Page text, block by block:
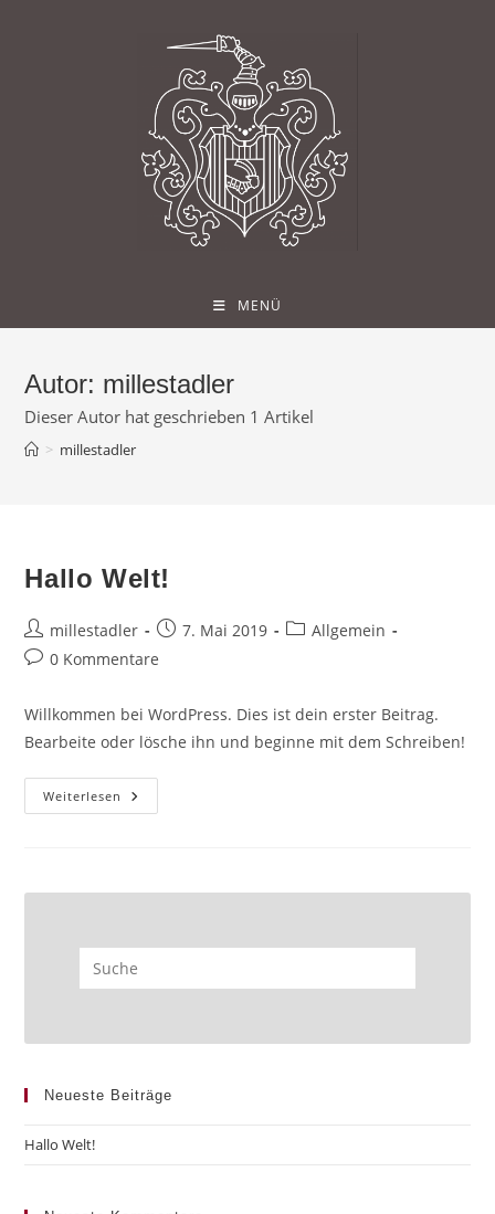
MENÜ
Autor: millestadler
Dieser Autor hat geschrieben 1 Artikel
> millestadler
Hallo Welt!
Beitrags-
Autor:
millestadler
Beitrag
veröffentlicht:
7. Mai 2019
Beitrags-
Allgemein
Beitrags-
0 Kommentare
Willkommen bei WordPress. Dies ist dein erster Beitrag.
Bearbeite oder lösche ihn und beginne mit dem Schreiben!
Weiterlesen Hallo
Welt!
Neueste Beiträge
Hallo Welt!